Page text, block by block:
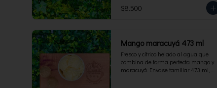
Veganos. Sin lactosa. Envase familiar
473 ml. Rinde 4 porciones.
$8.500
Mango maracuyá 473 ml
Fresco y cítrico helado al agua que
combina de forma perfecta mango y
maracuyá. Envase familiar 473 ml,